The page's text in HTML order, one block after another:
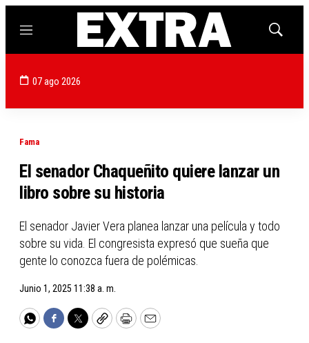
Menú
Mostrar
07 ago 2026
Fama
El senador Chaqueñito quiere lanzar un
libro sobre su historia
El senador Javier Vera planea lanzar una película y todo
sobre su vida. El congresista expresó que sueña que
gente lo conozca fuera de polémicas.
Junio 1, 2025 11:38 a. m.
WhatsApp
Facebook
TwitterCopyPrintEmail